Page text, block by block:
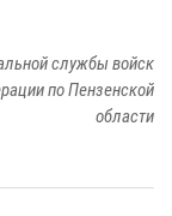
службы войск
по Пензенской
области